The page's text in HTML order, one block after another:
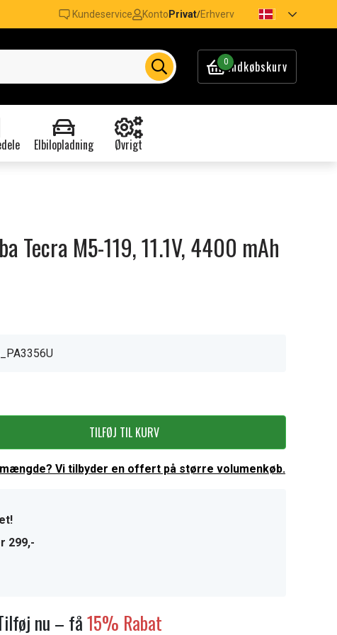
Kundeservice Konto Privat/Erhverv
0Indkøbskurv
Elbilopladning Øvrigt
Tecra M5-119, 11.1V, 4400 mAh
TILFØJ TIL KURV
Vi tilbyder en offert på større volumenkøb.
299,-
nu – få15% Rabat